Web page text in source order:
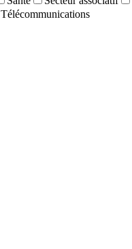
Télécommunications